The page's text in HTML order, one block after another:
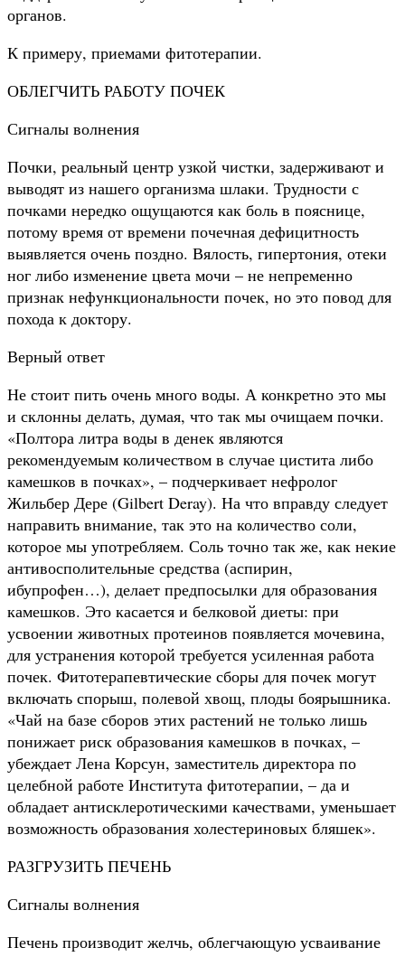
органов.
К примеру, приемами фитотерапии.
ОБЛЕГЧИТЬ РАБОТУ ПОЧЕК
Сигналы волнения
Почки, реальный центр узкой чистки, задерживают и
выводят из нашего организма шлаки. Трудности с
почками нередко ощущаются как боль в пояснице,
потому время от времени почечная дефицитность
выявляется очень поздно. Вялость, гипертония, отеки
ног либо изменение цвета мочи – не непременно
признак нефункциональности почек, но это повод для
похода к доктору.
Верный ответ
Не стоит пить очень много воды. А конкретно это мы
и склонны делать, думая, что так мы очищаем почки.
«Полтора литра воды в денек являются
рекомендуемым количеством в случае цистита либо
камешков в почках», – подчеркивает нефролог
Жильбер Дере (Gilbert Deray). На что вправду следует
направить внимание, так это на количество соли,
которое мы употребляем. Соль точно так же, как некие
антивосполительные средства (аспирин,
ибупрофен…), делает предпосылки для образования
камешков. Это касается и белковой диеты: при
усвоении животных протеинов появляется мочевина,
для устранения которой требуется усиленная работа
почек. Фитотерапевтические сборы для почек могут
включать спорыш, полевой хвощ, плоды боярышника.
«Чай на базе сборов этих растений не только лишь
понижает риск образования камешков в почках, –
убеждает Лена Корсун, заместитель директора по
целебной работе Института фитотерапии, – да и
обладает антисклеротическими качествами, уменьшает
возможность образования холестериновых бляшек».
РАЗГРУЗИТЬ ПЕЧЕНЬ
Сигналы волнения
Печень производит желчь, облегчающую усваивание